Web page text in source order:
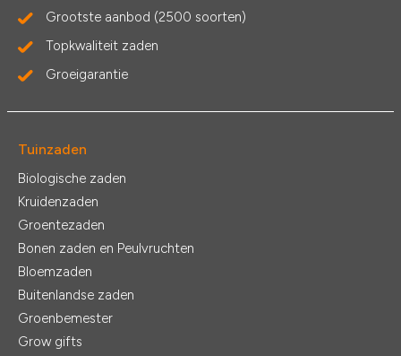
Grootste aanbod (2500 soorten)
Topkwaliteit zaden
Groeigarantie
Tuinzaden
Biologische zaden
Kruidenzaden
Groentezaden
Bonen zaden en Peulvruchten
Bloemzaden
Buitenlandse zaden
Groenbemester
Grow gifts